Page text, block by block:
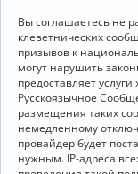
Вы соглашаетесь не
клеветнических
призывов к
могут нарушить
предоставляет
Русскоязычное
размещения таких
немедленному
провайдер будет
нужным. IP-адреса